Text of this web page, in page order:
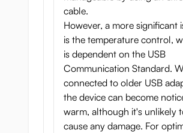
cable.
However, a more significant
is the temperature control,
is dependent on the USB
Communication Standard.
connected to older USB
the device can become
warm, although it's unlikely
cause any damage. For